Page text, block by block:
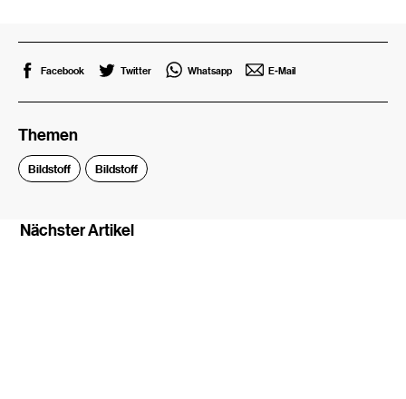
Facebook Twitter Whatsapp E-Mail
Themen
Bildstoff Bildstoff
Nächster Artikel